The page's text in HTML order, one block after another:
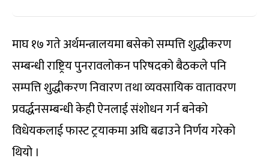
माघ १७ गते अर्थमन्त्रालयमा बसेको सम्पत्ति शुद्धीकरण
सम्बन्धी राष्ट्रिय पुनरावलोकन परिषदको बैठकले पनि
सम्पत्ति शुद्धीकरण निवारण तथा व्यवसायिक वातावरण
प्रवर्द्धनसम्बन्धी केही ऐनलाई संशोधन गर्न बनेको
विधेयकलाई फास्ट ट्रयाकमा अघि बढाउने निर्णय गरेको
थियो ।